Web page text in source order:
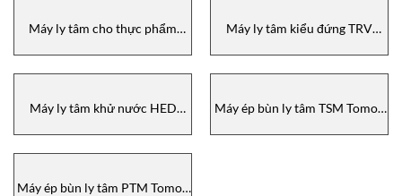
Máy ly tâm cho thực phẩm
Máy ly tâm kiểu đứng TRV
Máy ly tâm khử nước HED
Máy ép bùn ly tâm TSM Tomoe
Máy ép bùn ly tâm PTM Tomoe